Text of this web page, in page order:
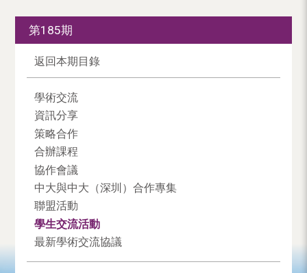
第185期
返回本期目錄
學術交流
資訊分享
策略合作
合辦課程
協作會議
中大與中大（深圳）合作專集
聯盟活動
學生交流活動
最新學術交流協議